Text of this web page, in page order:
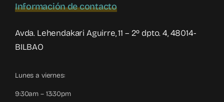
Información de contacto
Avda. Lehendakari Aguirre, 11 – 2º dpto. 4, 48014-
BILBAO
Lunes a viernes:
9:30am – 13:30pm